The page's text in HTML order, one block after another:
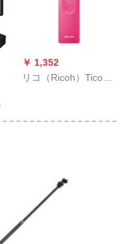
ト
￥ 1,352
リコ（Ricoh）TicoA
携帯帯専用APP、親